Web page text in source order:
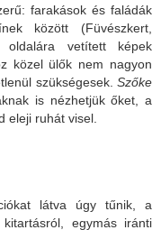
farakások és faládák
között (Füvészkert,
vetített képek
közel ülők nem nagyon
szükségesek. Szőke
is nézhetjük őket, a
eleji ruhát visel.
látva úgy tűnik, a
egymás iránti